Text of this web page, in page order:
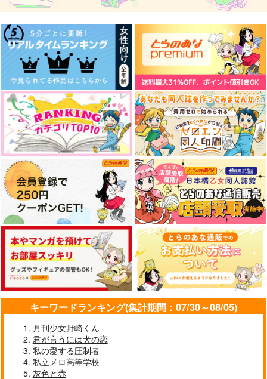
キーワードランキング(集計期間：07/30～08/05)
月刊少女野崎くん
君が言うには犬の恋
私の愛する圧制者
私立メロ高等学校
灰色と赤